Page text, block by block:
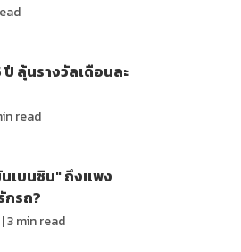
ลุ้นรางวัลเดือนละ
read
นเบนซิน" ถึงแพง
กรถ?
|3min read